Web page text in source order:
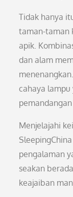
Tidak hanya
taman-taman
apik.
dan alam
cahaya
Menjelajahi
pengalaman
seakan
keajaiban